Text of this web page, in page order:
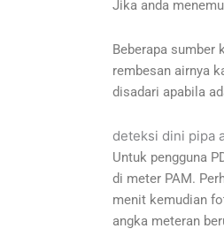
Jika anda
Beberapa sumber
rembesan airnya
disadari apabila
deteksi dini pipa
Untuk pengguna
di meter PAM.
menit kemudian
angka meteran